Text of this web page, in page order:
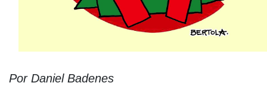
Por Daniel Badenes